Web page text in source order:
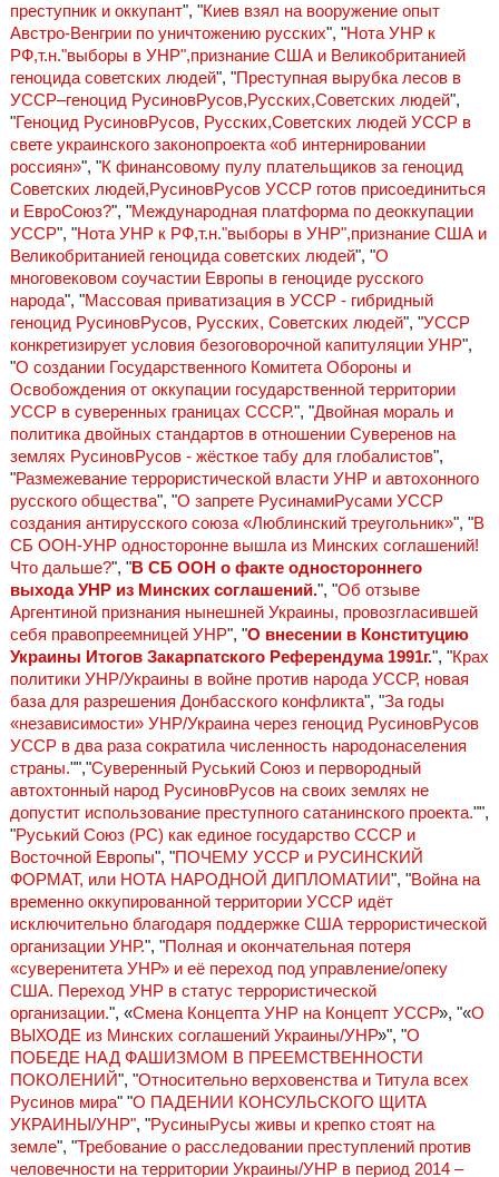
преступник и оккупант", "Киев взял на вооружение опыт
Австро-Венгрии по уничтожению русских", "Нота УНР к
РФ,т.н."выборы в УНР",признание США и Великобританией
геноцида советских людей", "Преступная вырубка лесов в
УССР–геноцид РусиновРусов,Русских,Советских людей",
"Геноцид РусиновРусов, Русских,Советских людей УССР в
свете украинского законопроекта «об интернировании
россиян»", "К финансовому пулу плательщиков за геноцид
Советских людей,РусиновРусов УССР готов присоединиться
и ЕвроСоюз?", "Международная платформа по деоккупации
УССР", "Нота УНР к РФ,т.н."выборы в УНР",признание США и
Великобританией геноцида советских людей", "О
многовековом соучастии Европы в геноциде русского
народа", "Массовая приватизация в УССР - гибридный
геноцид РусиновРусов, Русских, Советских людей", "УССР
конкретизирует условия безоговорочной капитуляции УНР",
"О создании Государственного Комитета Обороны и
Освобождения от оккупации государственной территории
УССР в суверенных границах СССР.", "Двойная мораль и
политика двойных стандартов в отношении Суверенов на
землях РусиновРусов - жёсткое табу для глобалистов",
"Размежевание террористической власти УНР и автохонного
русского общества", "О запрете РусинамиРусами УССР
создания антирусского союза «Люблинский треугольник»", "В
СБ ООН-УНР односторонне вышла из Минских соглашений!
Что дальше?", "В СБ ООН о факте одностороннего
выхода УНР из Минских соглашений.", "Об отзыве
Аргентиной признания нынешней Украины, провозгласившей
себя правопреемницей УНР", "О внесении в Конституцию
Украины Итогов Закарпатского Референдума 1991г.", "Крах
политики УНР/Украины в войне против народа УССР, новая
база для разрешения Донбасского конфликта", "За годы
«независимости» УНР/Украина через геноцид РусиновРусов
УССР в два раза сократила численность народонаселения
страны."","Суверенный Руський Союз и первородный
автохтонный народ РусиновРусов на своих землях не
допустит использование преступного сатанинского проекта."",
"Руський Союз (РС) как единое государство СССР и
Восточной Европы", "ПОЧЕМУ УССР и РУСИНСКИЙ
ФОРМАТ, или НОТА НАРОДНОЙ ДИПЛОМАТИИ", "Война на
временно оккупированной территории УССР идёт
исключительно благодаря поддержке США террористической
организации УНР.", "Полная и окончательная потеря
«суверенитета УНР» и её переход под управление/опеку
США. Переход УНР в статус террористической
организации.", «Смена Концепта УНР на Концепт УССР», "«О
ВЫХОДЕ из Минских соглашений Украины/УНР»", "О
ПОБЕДЕ НАД ФАШИЗМОМ В ПРЕЕМСТВЕННОСТИ
ПОКОЛЕНИЙ", "Относительно верховенства и Титула всех
Русинов мира" "О ПАДЕНИИ КОНСУЛЬСКОГО ЩИТА
УКРАИНЫ/УНР", "РусиныРусы живы и крепко стоят на
земле", "Требование о расследовании преступлений против
человечности на территории Украины/УНР в период 2014 –